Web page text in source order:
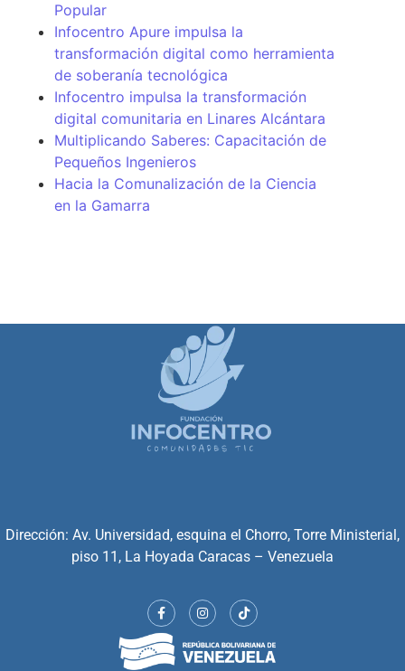
Popular
Infocentro Apure impulsa la
transformación digital como herramienta
de soberanía tecnológica
Infocentro impulsa la transformación
digital comunitaria en Linares Alcántara
Multiplicando Saberes: Capacitación de
Pequeños Ingenieros
Hacia la Comunalización de la Ciencia
en la Gamarra
Dirección: Av. Universidad, esquina el Chorro, Torre Ministerial,
piso 11, La Hoyada Caracas – Venezuela